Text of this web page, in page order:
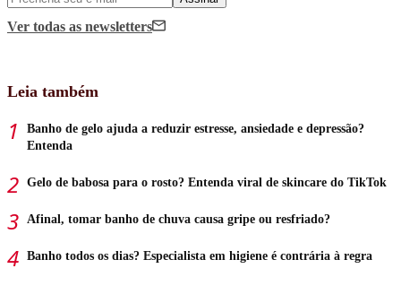
Ver todas as newsletters
Leia também
Banho de gelo ajuda a reduzir estresse, ansiedade e depressão?
Entenda
Gelo de babosa para o rosto? Entenda viral de skincare do TikTok
Afinal, tomar banho de chuva causa gripe ou resfriado?
Banho todos os dias? Especialista em higiene é contrária à regra